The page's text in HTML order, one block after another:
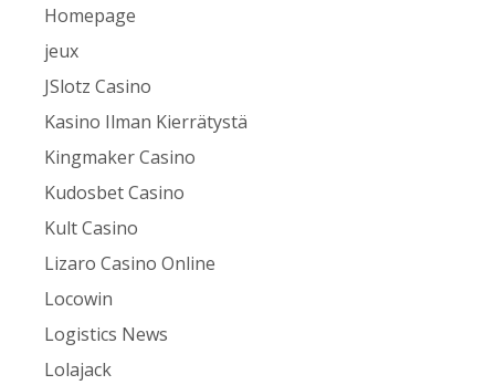
Homepage
jeux
JSlotz Casino
Kasino Ilman Kierrätystä
Kingmaker Casino
Kudosbet Casino
Kult Casino
Lizaro Casino Online
Locowin
Logistics News
Lolajack